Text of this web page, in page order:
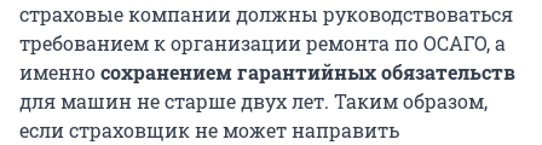
страховые компании должны руководствоваться
требованием к организации ремонта по ОСАГО, а
именносохранением гарантийных обязательств
для машин не старше двух лет. Таким образом,
если страховщик не может направить